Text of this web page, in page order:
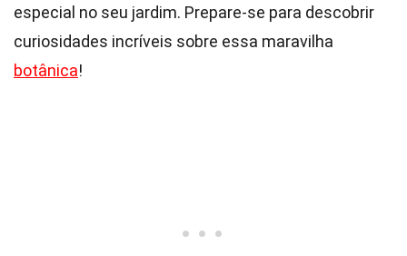
especial no seu jardim. Prepare-se para descobrir
curiosidades incríveis sobre essa maravilha
botânica!